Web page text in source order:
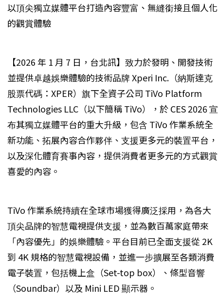
以頂尖獨立媒體平台打造內容豐富、無縫銜接且個人化
的觀賞體驗
【2026 年 1 月 7 日，台北訊】致力於發明、開發技術
並提供卓越娛樂體驗的技術品牌 Xperi Inc.（納斯達克
股票代碼：XPER）旗下全資子公司 TiVo Platform
Technologies LLC（以下簡稱 TiVo）， 於 CES 2026宣
布其獨立媒體平台的重大升級，包含 TiVo 作業系統全
新功能、拓展內容合作夥伴、支援更多元的裝置平台，
以及深化體育賽事內容，提供消費者更多元的方式觀賞
喜愛的內容。
TiVo 作業系統持續在全球市場獲得廣泛採用，為各大
頂尖品牌的智慧電視提供支援，並為數百萬家庭帶來
「內容優先」的娛樂體驗。平台目前已全面支援從 2K
到 4K 規格的智慧電視設備，並進一步擴展至各類消費
電子裝置，包括機上盒（Set-top box）、條型音響
（Soundbar）以及 Mini LED 顯示器。